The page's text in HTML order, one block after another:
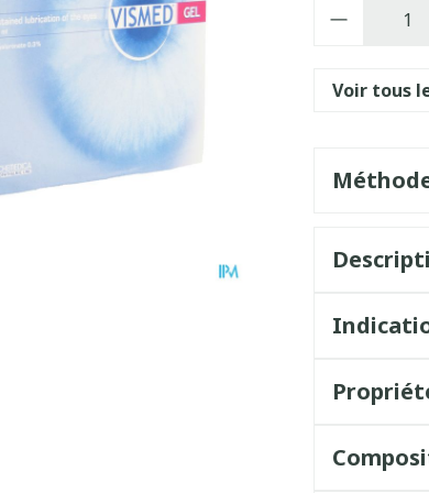
Voir tous